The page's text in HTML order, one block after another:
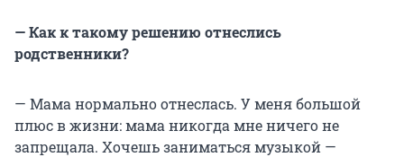
— Как к такому решению отнеслись
родственники?
— Мама нормально отнеслась. У меня большой
плюс в жизни: мама никогда мне ничего не
запрещала. Хочешь заниматься музыкой —